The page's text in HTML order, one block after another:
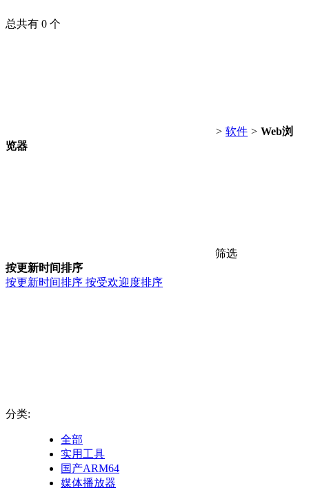
总共有 0 个
> 软件 > Web浏
览器
筛选
按更新时间排序
按更新时间排序 按受欢迎度排序
分类:
全部
实用工具
国产ARM64
媒体播放器